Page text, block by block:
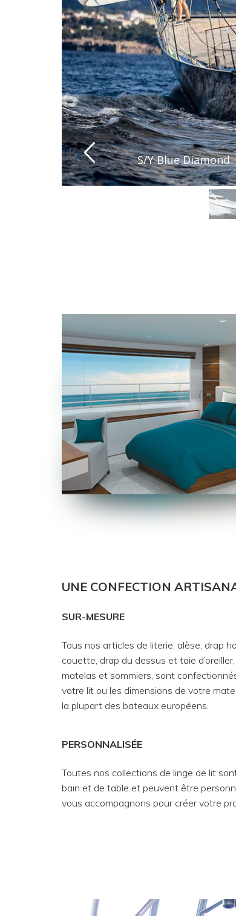
S/Y Blue Diamond
UNE CONFECTION
SUR-MESURE
Tous nos articles de literie, alèse, drap
couette, drap du dessus et taie
matelas et sommiers, sont
votre lit ou les dimensions de votre
la plupart des bateaux européens.
PERSONNALISÉE
Toutes nos collections de linge de lit
bain et de table et peuvent être
vous accompagnons pour créer votre